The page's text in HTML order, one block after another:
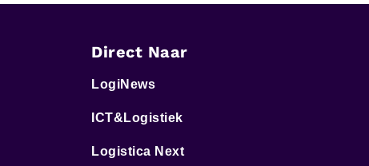
Direct Naar
LogiNews
ICT&Logistiek
Logistica Next